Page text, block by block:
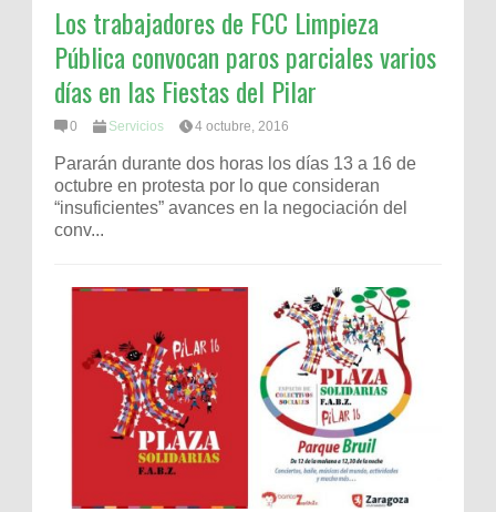
Los trabajadores de FCC Limpieza
Pública convocan paros parciales varios
días en las Fiestas del Pilar
0 Servicios 4 octubre, 2016
Pararán durante dos horas los días 13 a 16 de
octubre en protesta por lo que consideran
“insuficientes” avances en la negociación del
conv...